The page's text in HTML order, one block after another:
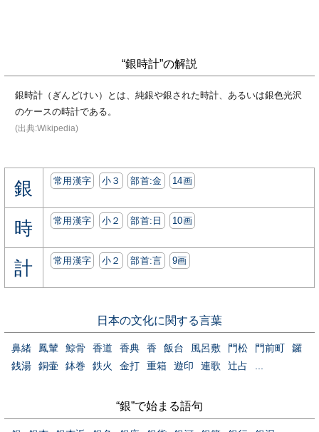
“銀時計”の解説
銀時計（ぎんどけい）とは、純銀や銀された時計、あるいは銀色光沢
のケースの時計である。
(出典:Wikipedia)
銀 常用漢字 小３ 部首:⾦ 14画
時 常用漢字 小２ 部首:⽇ 10画
計 常用漢字 小２ 部首:⾔ 9画
日本の文化に関する言葉
鼻緒 鳳輦 鯨骨 香道 香典 香 飯台 風呂敷 門松 門前町
鑼
銭湯
銅壷 鉢巻 鉄火 金打 重箱 遊印 連歌 辻占 ...
“銀”で始まる語句